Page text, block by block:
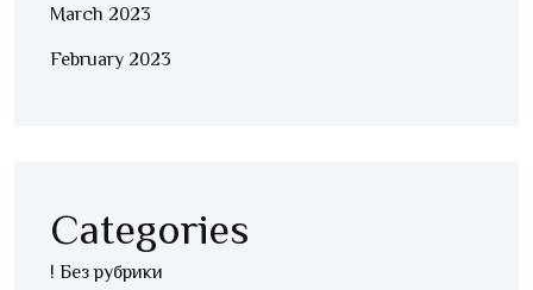
March 2023
February 2023
Categories
! Без рубрики